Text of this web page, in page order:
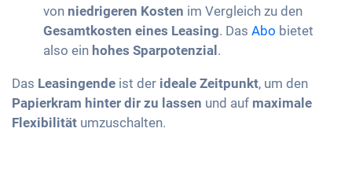
von niedrigeren Kosten im Vergleich zu den
Gesamtkosten eines Leasing. Das Abo bietet
also ein hohes Sparpotenzial.
Das Leasingende ist der ideale Zeitpunkt, um den
Papierkram hinter dir zu lassen und auf maximale
Flexibilität umzuschalten.